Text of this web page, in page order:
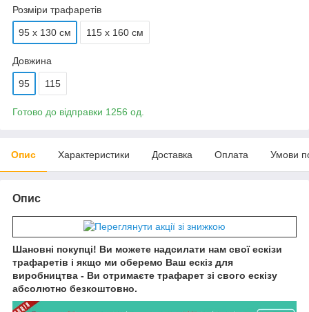
Розміри трафаретів
95 х 130 см 115 х 160 см
Довжина
95 115
Готово до відправки 1256 од.
Опис Характеристики Доставка Оплата Умови
Опис
Шановні покупці! Ви можете надсилати нам свої ескізи
трафаретів і якщо ми оберемо Ваш ескіз для
виробництва - Ви отримаєте трафарет зі свого ескізу
абсолютно безкоштовно.